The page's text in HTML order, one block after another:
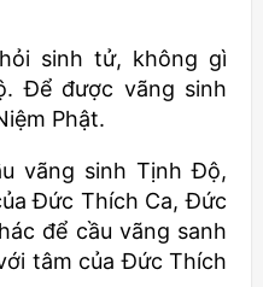
sinh tử, không gì
Để được vãng sinh
Phật.
vãng sinh Tịnh Độ,
Đức Thích Ca, Đức
để cầu vãng sanh
tâm của Đức Thích